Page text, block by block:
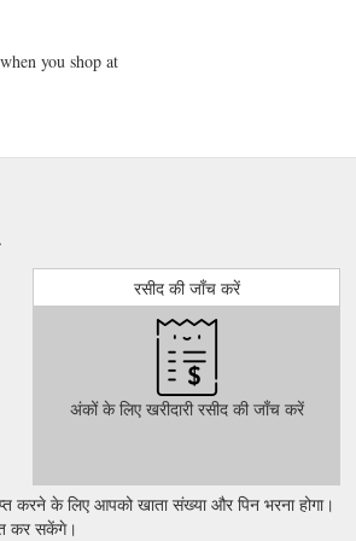
you shop at
रसीद की जाँच करें
अंकों के लिए खरीदारी रसीद की जाँच करें
करने के लिए आपको खाता संख्या और पिन भरना होगा।
कर सकेंगे।